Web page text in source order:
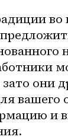
во
они
и